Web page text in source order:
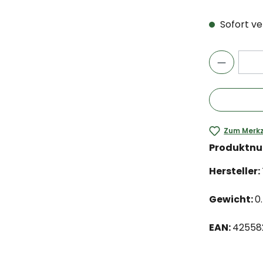
Sofort
Zum
Hersteller:
Gewicht:
EAN: